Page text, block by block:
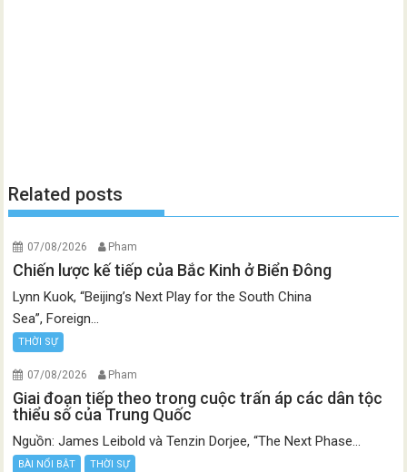
Related posts
07/08/2026 Pham
Chiến lược kế tiếp của Bắc Kinh ở Biển Đông
Lynn Kuok, “Beijing’s Next Play for the South China
Sea”, Foreign...
THỜI SỰ
07/08/2026 Pham
Giai đoạn tiếp theo trong cuộc trấn áp các dân tộc
thiểu số của Trung Quốc
Nguồn: James Leibold và Tenzin Dorjee, “The Next Phase...
BÀI NỔI BẬT THỜI SỰ